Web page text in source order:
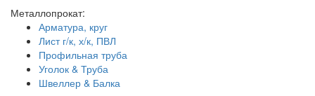
Металлопрокат:
Арматура, круг
Лист г/к, х/к, ПВЛ
Профильная труба
Уголок & Труба
Швеллер & Балка